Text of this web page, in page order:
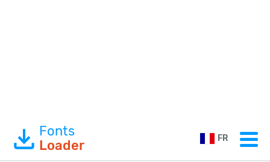
Fonts
Loader
FR